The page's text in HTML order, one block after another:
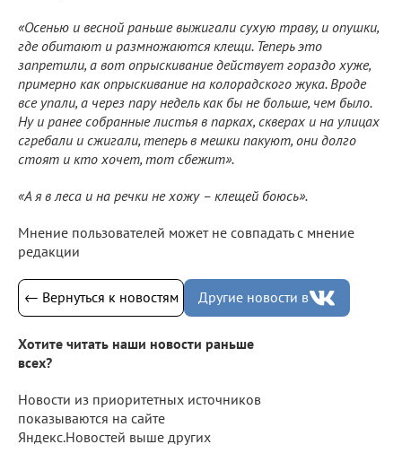
«Осенью и весной раньше выжигали сухую траву, и опушки,
где обитают и размножаются клещи. Теперь это
запретили, а вот опрыскивание действует гораздо хуже,
примерно как опрыскивание на колорадского жука. Вроде
все упали, а через пару недель как бы не больше, чем было.
Ну и ранее собранные листья в парках, скверах и на улицах
сгребали и сжигали, теперь в мешки пакуют, они долго
стоят и кто хочет, тот сбежит».
«А я в леса и на речки не хожу – клещей боюсь».
Мнение пользователей может не совпадать с мнение
редакции
← Вернуться к новостям Другие новости в
Хотите читать наши новости раньше
всех?
Новости из приоритетных источников
показываются на сайте
Яндекс.Новостей выше других